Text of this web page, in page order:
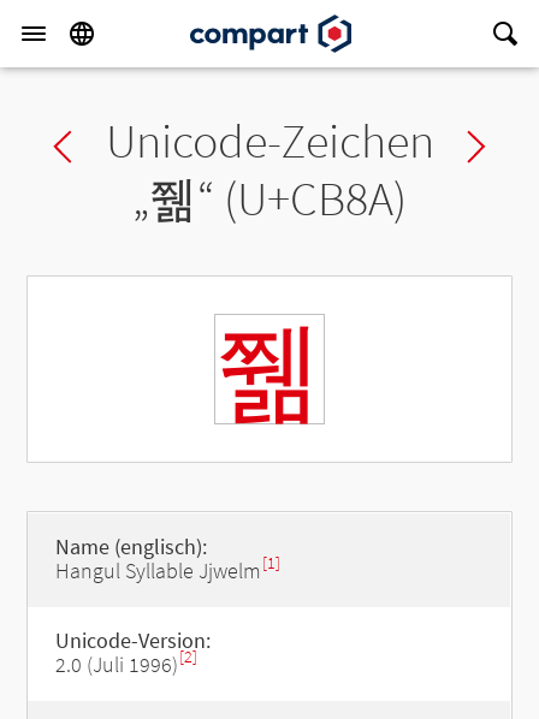
Previous char
Unicode-Zeichen
„쮊“ (U+CB8A)
쮊
Name (englisch):
Hangul Syllable Jjwelm [1]
Unicode-Version:
2.0 (Juli 1996)[2]